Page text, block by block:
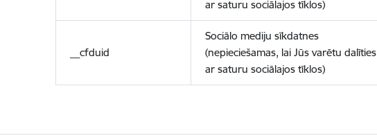
ar saturu sociālajos tīklos)
__cfduid
Sociālo mediju sīkdatnes
(nepieciešamas, lai Jūs varētu dalīties
ar saturu sociālajos tīklos)